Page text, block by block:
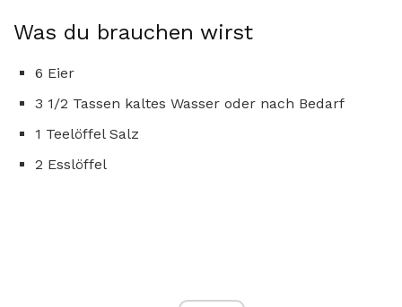
Was du brauchen wirst
6 Eier
3 1/2 Tassen kaltes Wasser oder nach Bedarf
1 Teelöffel Salz
2 Esslöffel